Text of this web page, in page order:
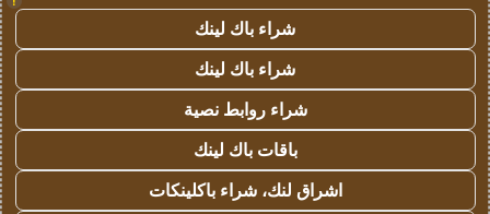
شراء باك لينك
شراء باك لينك
شراء روابط نصية
باقات باك لينك
اشراق لنك، شراء باكلينكات